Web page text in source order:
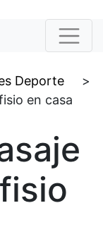
Deporte
>
en casa